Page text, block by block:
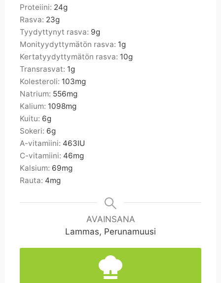
Proteiini: 24g
Rasva: 23g
Tyydyttynyt rasva: 9g
Monityydyttymätön rasva: 1g
Kertatyydyttymätön rasva: 10g
Transrasvat: 1g
Kolesteroli: 103mg
Natrium: 556mg
Kalium: 1098mg
Kuitu: 6g
Sokeri: 6g
A-vitamiini: 463IU
C-vitamiini: 46mg
Kalsium: 69mg
Rauta: 4mg
AVAINSANA
Lammas, Perunamuusi